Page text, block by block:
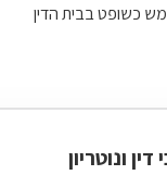
סאבא שימש כשופט בבית הדין
ונוטריון